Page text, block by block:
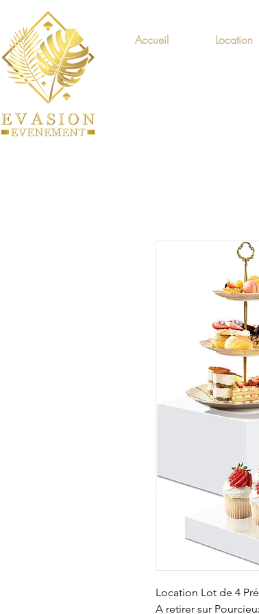
Accueil Location
Location Lot de 4
A retirer sur